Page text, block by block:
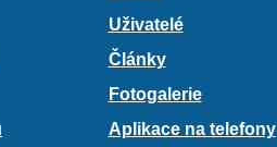
Uživatelé
Články
Fotogalerie
Aplikace na telefony